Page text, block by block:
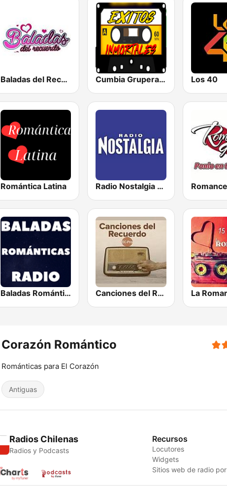
Baladas del Recuerdo Cumbia Gruperas exitos inmortales Radio Los 40
Romántica Latina Radio Nostalgia de Monclova
Baladas Románticas Radio Canciones del Recuerdo DJec La
Corazón Romántico
Románticas para El Corazón
Antiguas
Radios Chilenas
Radios y Podcasts
Recursos
Locutores
Widgets
Sitios web de radio